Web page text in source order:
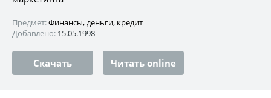
Предмет:Финансы, деньги, кредит
Добавлено: 15.05.1998
Скачать Читать online